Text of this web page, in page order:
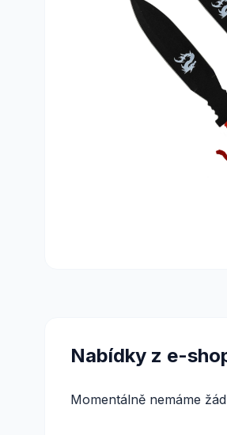
Nabídky z e-
Momentálně nemáme